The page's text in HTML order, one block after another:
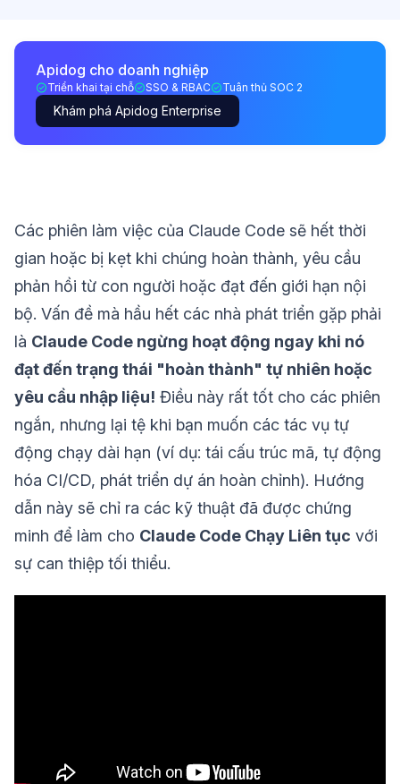
Apidog cho doanh nghiệp
Triển khai tại chỗ SSO & RBAC Tuân thủ SOC 2
Khám phá Apidog Enterprise
Các phiên làm việc của Claude Code sẽ hết thời
gian hoặc bị kẹt khi chúng hoàn thành, yêu cầu
phản hồi từ con người hoặc đạt đến giới hạn nội
bộ. Vấn đề mà hầu hết các nhà phát triển gặp phải
là Claude Code ngừng hoạt động ngay khi nó
đạt đến trạng thái "hoàn thành" tự nhiên hoặc
yêu cầu nhập liệu! Điều này rất tốt cho các phiên
ngắn, nhưng lại tệ khi bạn muốn các tác vụ tự
động chạy dài hạn (ví dụ: tái cấu trúc mã, tự động
hóa CI/CD, phát triển dự án hoàn chỉnh). Hướng
dẫn này sẽ chỉ ra các kỹ thuật đã được chứng
minh để làm cho Claude Code Chạy Liên tục với
sự can thiệp tối thiểu.